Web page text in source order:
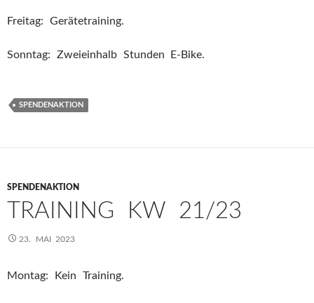
Freitag: Gerätetraining.
Sonntag: Zweieinhalb Stunden E-Bike.
SPENDENAKTION
SPENDENAKTION
TRAINING KW 21/23
23. MAI 2023
Montag: Kein Training.